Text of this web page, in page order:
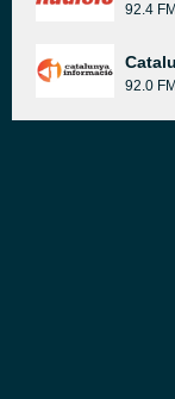
92.4 FM
92.0 FM